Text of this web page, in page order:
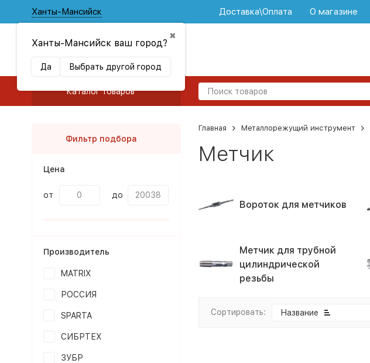
Ханты-Мансийск
✖
Ханты-Мансийск ваш город?
Да Выбрать другой город
Доставка\Оплата О магазине
Каталог товаров
Главная Металлорежущий инструмент
Метчик
Вороток для метчиков
Метчик для трубной
цилиндрической
резьбы
Сортировать: Название
Фильтр подбора
Цена
от до
Производитель
MATRIX
РОССИЯ
SPARTA
СИБРТЕХ
ЗУБР